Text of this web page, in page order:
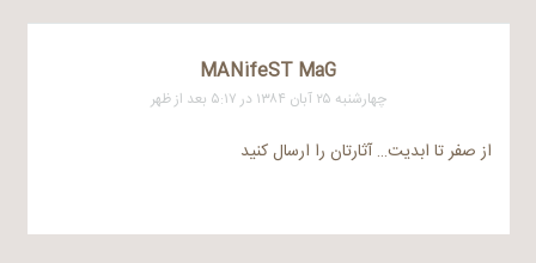
MANifeST MaG
چهارشنبه ۲۵ آبان ۱۳۸۴ در ۵:۱۷ بعد از ظهر
از صفر تا ابدیت… آثارتان را ارسال کنید